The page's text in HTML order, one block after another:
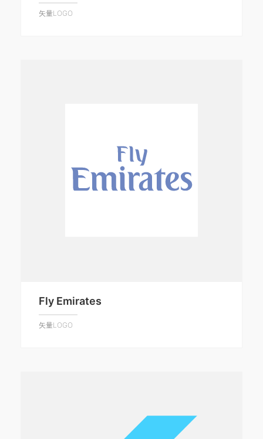
矢量LOGO
Fly Emirates
矢量LOGO